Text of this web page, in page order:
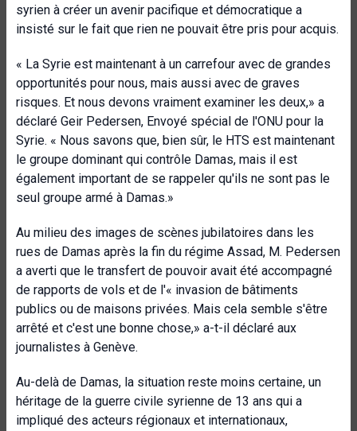
syrien à créer un avenir pacifique et démocratique a
insisté sur le fait que rien ne pouvait être pris pour acquis.
« La Syrie est maintenant à un carrefour avec de grandes
opportunités pour nous, mais aussi avec de graves
risques. Et nous devons vraiment examiner les deux,» a
déclaré Geir Pedersen, Envoyé spécial de l'ONU pour la
Syrie. « Nous savons que, bien sûr, le HTS est maintenant
le groupe dominant qui contrôle Damas, mais il est
également important de se rappeler qu'ils ne sont pas le
seul groupe armé à Damas.»
Au milieu des images de scènes jubilatoires dans les
rues de Damas après la fin du régime Assad, M. Pedersen
a averti que le transfert de pouvoir avait été accompagné
de rapports de vols et de l'« invasion de bâtiments
publics ou de maisons privées. Mais cela semble s'être
arrêté et c'est une bonne chose,» a-t-il déclaré aux
journalistes à Genève.
Au-delà de Damas, la situation reste moins certaine, un
héritage de la guerre civile syrienne de 13 ans qui a
impliqué des acteurs régionaux et internationaux,